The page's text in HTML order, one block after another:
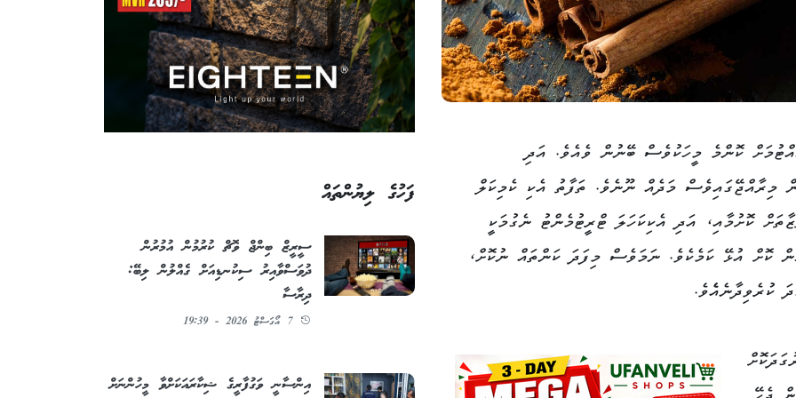
ކޮންމެ މީހަކުވެސް ބޭނުން ވެއެވެ. އަދި
މިރާއްޖޭގައިވެސް މަދެއް ނޫނެވެ. ތަފާތު އެކި ކެމިކަލް
ކޮށުމާއި، އަދި އެކިކަހަލަ ޓްރީޓުމެންޓު ނެގުމަކީ
ކޮށް އުޅޭ ކަމެކެވެ. ނަމަވެސް މިފަދަ ކަންތައް ނުކޮށް،
ކުރެވިދާނެއެެވެ.
ފަހުގެ ލިޔުންތައް
ސީރީޒް ބިންޖް ވޮޗް ކުރުމުން އުމުރުން
ދުވަސްވާއިރު ސިކުނޑިއަށް ގެއްލުން ލިބޭ:
ދިރާސާ
7 އޯގަސްޓު 2026 - 19:39
އިންސާނީ ވަގުފާރީގެ ޝިކާރައަކަށްވާ މީހުންނަށް